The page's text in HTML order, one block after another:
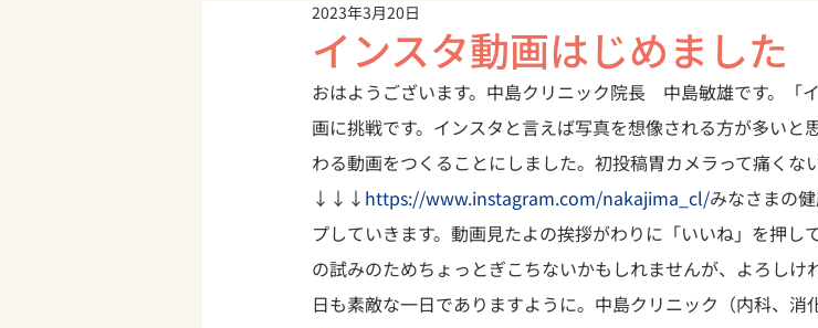
インスタ動画はじめました
2023年3月20日
おはようございます。中島クリニック院長　中島敏雄です。 「
画に挑戦です。 インスタと言えば写真を想像される方が多いと
わる動画をつくることにしました。 初投稿胃カメラって痛くな
↓↓↓ https://www.instagram.com/nakajima_cl/みなさまの
プしていきます。動画見たよの挨拶がわりに「いいね」を押し
の試みのためちょっとぎこちないかもしれませんが、よろしけ
日も素敵な一日でありますように。 中島クリニック（内科、消